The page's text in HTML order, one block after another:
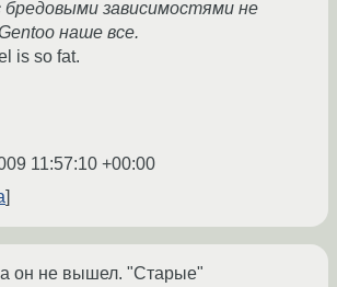
бредовыми зависимостями не
наше все.
is so fat.
11:57:10 +00:00
он не вышел. "Старые"